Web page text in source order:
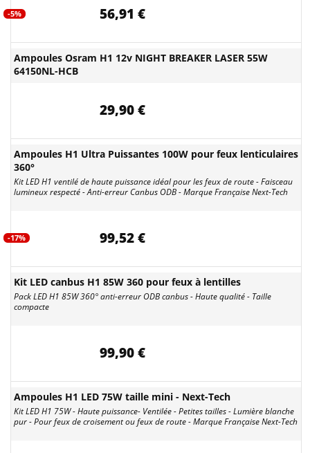
-5% 56,91 €
Ampoules Osram H1 12v NIGHT BREAKER LASER 55W
64150NL-HCB
29,90 €
Ampoules H1 Ultra Puissantes 100W pour feux lenticulaires
360°
Kit LED H1 ventilé de haute puissance idéal pour les feux de route - Faisceau
lumineux respecté - Anti-erreur Canbus ODB - Marque Française Next-Tech
-17% 99,52 €
Kit LED canbus H1 85W 360 pour feux à lentilles
Pack LED H1 85W 360° anti-erreur ODB canbus - Haute qualité - Taille
compacte
99,90 €
Ampoules H1 LED 75W taille mini - Next-Tech
Kit LED H1 75W - Haute puissance- Ventilée - Petites tailles - Lumière blanche
pur - Pour feux de croisement ou feux de route - Marque Française Next-Tech